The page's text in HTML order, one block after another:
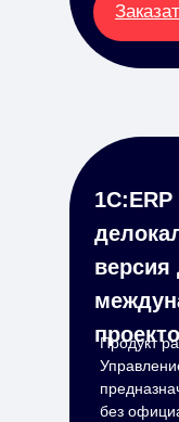
Продукт
без
версия